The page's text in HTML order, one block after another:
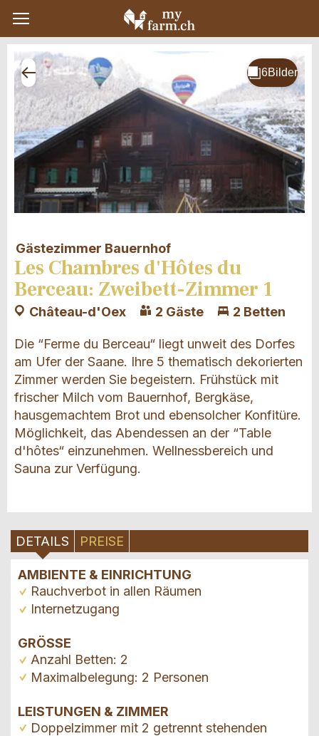
Gästezimmer Bauernhof
Les Chambres d'Hôtes du
Berceau: Zweibett-Zimmer 1
Château-d'Oex 2 Gäste 2 Betten
Die “Ferme du Berceau“ liegt unweit des Dorfes
am Ufer der Saane. Ihre 5 thematisch dekorierten
Zimmer werden Sie begeistern. Frühstück mit
frischer Milch vom Bauernhof, Bergkäse,
hausgemachtem Brot und ebensolcher Konfitüre.
Möglichkeit, das Abendessen an der “Table
d'hôtes“ einzunehmen. Wellnessbereich und
Sauna zur Verfügung.
DETAILS PREISE
AMBIENTE & EINRICHTUNG
Rauchverbot in allen Räumen
Internetzugang
GRÖSSE
Anzahl Betten: 2
Maximalbelegung: 2 Personen
LEISTUNGEN & ZIMMER
Doppelzimmer mit 2 getrennt stehenden